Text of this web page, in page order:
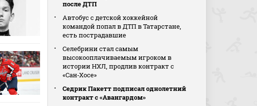
после ДТП
Автобус с детской хоккейной
командой попал в ДТП в Татарстане,
есть пострадавшие
Селебрини стал самым
высокооплачиваемым игроком в
истории НХЛ, продлив контракт с
«Сан‑Хосе»
Седрик Пакетт подписал однолетний
контракт с «Авангардом»